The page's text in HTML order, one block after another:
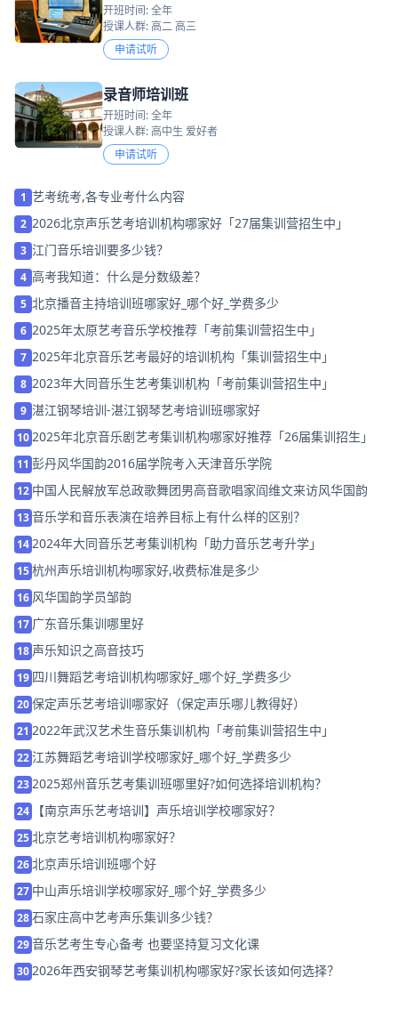
开班时间: 全年
授课人群: 高二 高三
申请试听
录音师培训班
开班时间: 全年
授课人群: 高中生 爱好者
申请试听
1 艺考统考,各专业考什么内容
2 2026北京声乐艺考培训机构哪家好「27届集训营招生中」
3 江门音乐培训要多少钱？
4 高考我知道：什么是分数级差？
5 北京播音主持培训班哪家好_哪个好_学费多少
6 2025年太原艺考音乐学校推荐「考前集训营招生中」
7 2025年北京音乐艺考最好的培训机构「集训营招生中」
8 2023年大同音乐生艺考集训机构「考前集训营招生中」
9 湛江钢琴培训-湛江钢琴艺考培训班哪家好
10 2025年北京音乐剧艺考集训机构哪家好推荐「26届集训招生」
11 彭丹风华国韵2016届学院考入天津音乐学院
12 中国人民解放军总政歌舞团男高音歌唱家阎维文来访风华国韵
13音乐学和音乐表演在培养目标上有什么样的区别？
14 2024年大同音乐艺考集训机构「助力音乐艺考升学」
15杭州声乐培训机构哪家好,收费标准是多少
16 风华国韵学员邹韵
17 广东音乐集训哪里好
18 声乐知识之高音技巧
19 四川舞蹈艺考培训机构哪家好_哪个好_学费多少
20保定声乐艺考培训哪家好（保定声乐哪儿教得好）
21 2022年武汉艺术生音乐集训机构「考前集训营招生中」
22江苏舞蹈艺考培训学校哪家好_哪个好_学费多少
23 2025郑州音乐艺考集训班哪里好?如何选择培训机构？
24 【南京声乐艺考培训】声乐培训学校哪家好？
25 北京艺考培训机构哪家好？
26 北京声乐培训班哪个好
27 中山声乐培训学校哪家好_哪个好_学费多少
28石家庄高中艺考声乐集训多少钱？
29音乐艺考生专心备考 也要坚持复习文化课
30 2026年西安钢琴艺考集训机构哪家好?家长该如何选择？